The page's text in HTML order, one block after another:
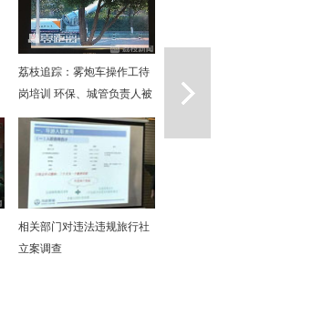
荔枝追踪：雾炮车操作工待
岗培训 环保、城管负责人被
约谈
相关部门对违法违规旅行社
立案调查